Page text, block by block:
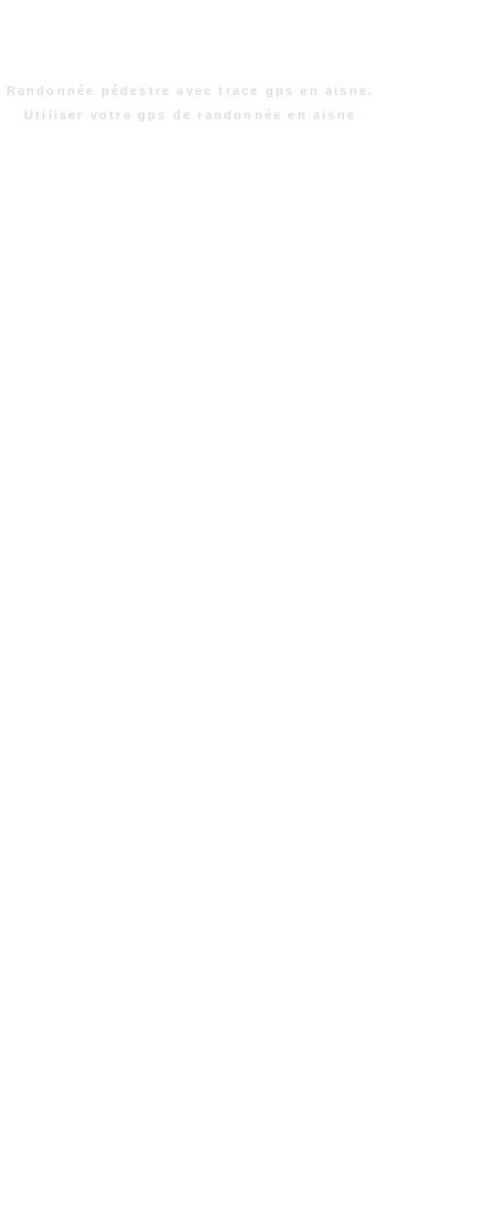
Randonnée pédestre avec trace gps en aisne.
Utiliser votre gps de randonnée en aisne